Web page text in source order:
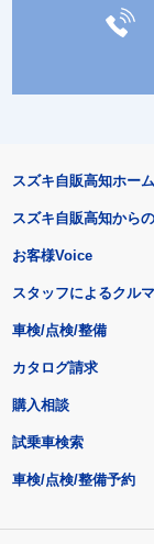
スズキ自販高知ホーム
スズキ自販高知から
お客様Voice
スタッフによるクル
車検/点検/整備
カタログ請求
購入相談
試乗車検索
車検/点検/整備予約